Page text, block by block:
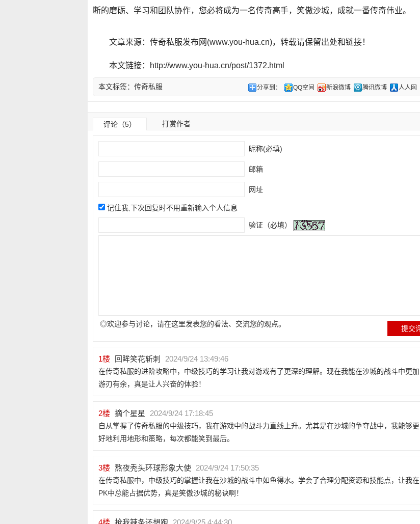
断的磨砺、学习和团队协作，您必将成为一名传奇高手，笑傲沙城，成就一番传奇伟业。
文章来源：传奇私服发布网(www.you-hua.cn)，转载请保留出处和链接！
本文链接：http://www.you-hua.cn/post/1372.html
分享到： QQ空间 新浪微博 腾讯微博 人人网
本文标签： 传奇私服
评论（5） 打赏作者
昵称(必填)
邮箱
网址
记住我,下次回复时不用重新输入个人信息
验证（必填）
◎欢迎参与讨论，请在这里发表您的看法、交流您的观点。
1楼 回眸笑花斩刺 2024/9/24 13:49:46
在传奇私服的进阶攻略中，中级技巧的学习让我对游戏有了更深的理解。现在我能在沙城的战斗中更加
游刃有余，真是让人兴奋的体验！
2楼 摘个星星 2024/9/24 17:18:45
自从掌握了传奇私服的中级技巧，我在游戏中的战斗力直线上升。尤其是在沙城的争夺战中，我能够更
好地利用地形和策略，每次都能笑到最后。
3楼 熬夜秃头环球形象大使 2024/9/24 17:50:35
在传奇私服中，中级技巧的掌握让我在沙城的战斗中如鱼得水。学会了合理分配资源和技能点，让我在
PK中总能占据优势，真是笑傲沙城的秘诀啊！
4楼 抢我辣条还想跑 2024/9/25 4:44:30